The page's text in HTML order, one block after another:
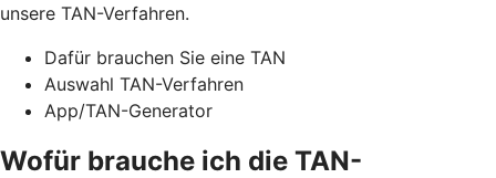
unsere TAN-Verfahren.
Dafür brauchen Sie eine TAN
Auswahl TAN-Verfahren
App/TAN-Generator
Wofür brauche ich die TAN-